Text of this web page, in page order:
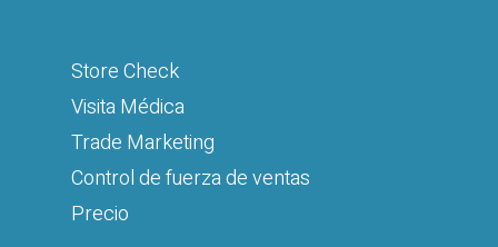
Store Check
Visita Médica
Trade Marketing
Control de fuerza de ventas
Precio